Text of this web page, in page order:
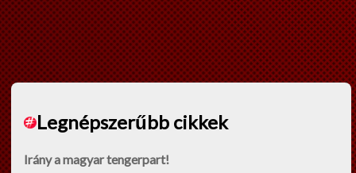
Legnépszerűbb cikkek
Irány a magyar tengerpart!